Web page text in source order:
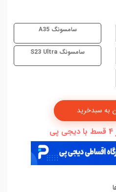
سامسونگ A35
سامسونگ S23 Ultra